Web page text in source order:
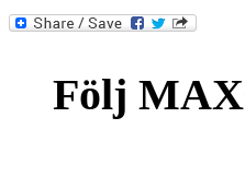
Följ